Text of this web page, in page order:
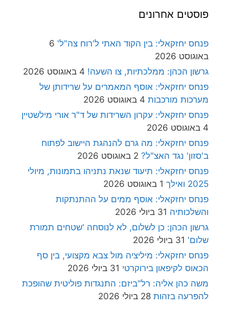
פוסטים אחרונים
פנחס יחזקאלי: בין הקוד האתי ל'רוח צה"ל' 6
באוגוסט 2026
גרשון הכהן: ממלכתיות, צו השעה! 4 באוגוסט 2026
פנחס יחזקאלי: אוסף המאמרים על שרידותן של
מערכות מורכבות 4 באוגוסט 2026
פנחס יחזקאלי: עקרון השרידות של ד"ר אורי מילשטיין
4 באוגוסט 2026
פנחס יחזקאלי: מה גרם להנהגת היישוב לפתוח
ב'סזון' נגד האצ"ל? 2 באוגוסט 2026
פנחס יחזקאלי: תיעוד שנאת נתניהו בתמונות, מיולי
2025 ואילך
1 באוגוסט 2026
פנחס יחזקאלי: אוסף ממים על ההתנתקות
והשלכותיה 31 ביולי 2026
גרשון הכהן: כן לשלום, לא לנוסחה 'שטחים תמורת
שלום' 31 ביולי 2026
פנחס יחזקאלי: מיליציה מול צבא מקצועי, בין סף
הכאוס לקיפאון בירוקרטי 31 ביולי 2026
משה כהן אליה: רל"ביזם: התנגדות פוליטית שהופכת
להפרעה בזהות 28 ביולי 2026